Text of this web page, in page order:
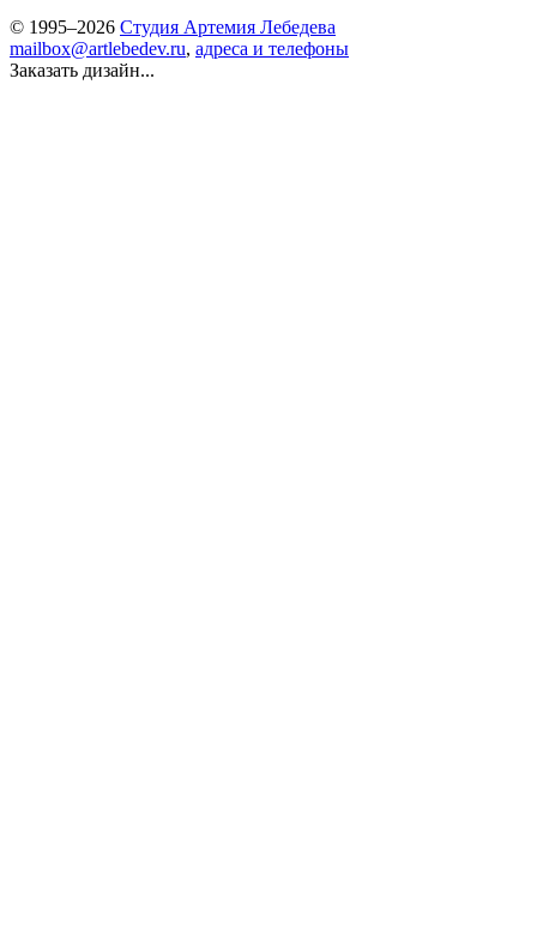
© 1995–2026 Студия Артемия Лебедева
mailbox@artlebedev.ru, адреса и телефоны
Заказать дизайн...